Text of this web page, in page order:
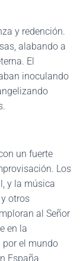
y redención.
alabando a
El
inoculando
un fuerte
Los
y la música
otros
al Señor
en la
el mundo
España